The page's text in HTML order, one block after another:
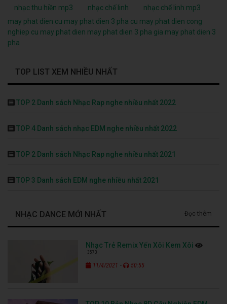
nhạc thu hiền mp3 nhạc chế linh
nhạc chế linh mp3
may phat dien cu may phat dien 3 pha cu may phat dien cong
nghiep cu may phat dien may phat dien 3 pha gia may phat dien 3
pha
TOP LIST XEM NHIỀU NHẤT
TOP 2 Danh sách Nhạc Rap nghe nhiều nhất 2022
TOP 4 Danh sách nhạc EDM nghe nhiều nhất 2022
TOP 2 Danh sách Nhạc Rap nghe nhiều nhất 2021
TOP 3 Danh sách EDM nghe nhiều nhất 2021
NHẠC DANCE MỚI NHẤT Đọc thêm
Nhạc Trẻ Remix Yến Xôi Kem Xôi
3573
11/4/2021 - 50:55